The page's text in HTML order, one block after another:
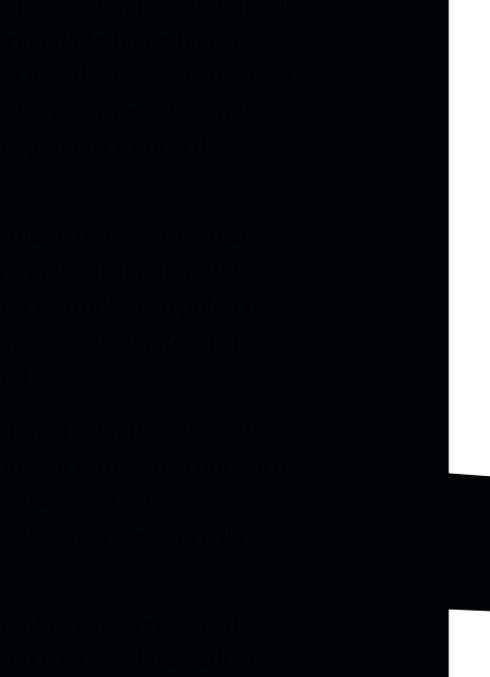
da Independência.
hereditária, constitucional
e por uma Assembleia
e outra de
se fracionava numa
unidade territorial da ex-
centralização político-
período da Regência,
1840.
estabilidade política
sua evolução econômico-
do tráfico de
protecionismo e da
a organização do
com a redação adotada,